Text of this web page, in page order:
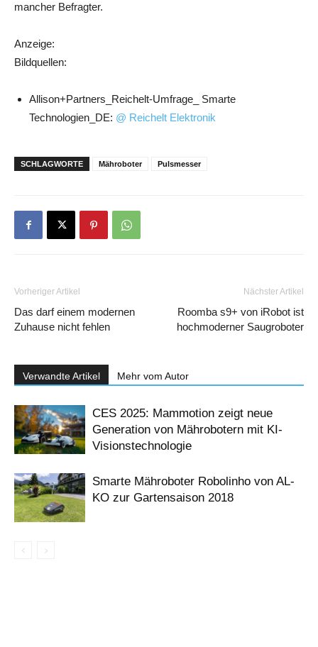
mancher Befragter.
Anzeige:
Bildquellen:
Allison+Partners_Reichelt-Umfrage_ Smarte
Technologien_DE: @ Reichelt Elektronik
SCHLAGWORTE Mähroboter Pulsmesser
Vorheriger Artikel
Das darf einem modernen
Zuhause nicht fehlen
Nächster Artikel
Roomba s9+ von iRobot ist
hochmoderner Saugroboter
Verwandte Artikel Mehr vom Autor
CES 2025: Mammotion zeigt neue
Generation von Mährobotern mit KI-
Visionstechnologie
Smarte Mähroboter Robolinho von AL-
KO zur Gartensaison 2018